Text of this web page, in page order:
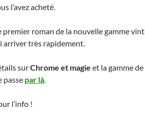
l’avez acheté.
premier roman de la nouvelle gamme
arriver très rapidement.
surChrome et magie et la gamme de
passe par là.
l’info !